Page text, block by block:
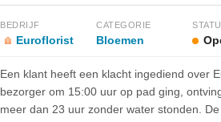
BEDRIJF
Euroflorist
CATEGORIE
Bloemen
Een klant heeft een klacht ingediend over
bezorger om 15:00 uur op pad ging,
meer dan 23 uur zonder water stonden.